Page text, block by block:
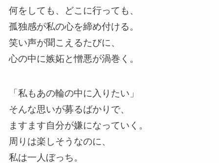
何をしても、どこに行っても、
孤独感が私の心を締め付ける。
笑い声が聞こえるたびに、
心の中に嫉妬と憎悪が渦巻く。
「私もあの輪の中に入りたい」
そんな思いが募るばかりで、
ますます自分が嫌になっていく。
周りは楽しそうなのに、
私は一人ぼっち。